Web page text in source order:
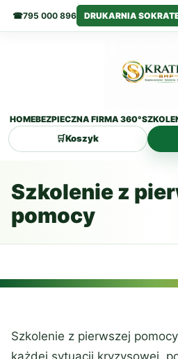
☎795 000 896 DRUKARNIA
HOMEBEZPIECZNA FIRMA 360°
🛒Koszyk
treści
Szkolenie z
pomocy
Szkolenie z pierwszej
każdej sytuacji kryzysowej,